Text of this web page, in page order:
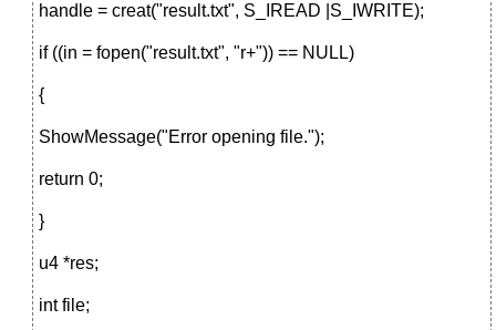
handle = creat("result.txt", S_IREAD |S_IWRITE);
if ((in = fopen("result.txt", "r+")) == NULL)
{
ShowMessage("Error opening file.");
return 0;
}
u4 *res;
int file;